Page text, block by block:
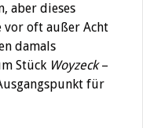
aber dieses
vor oft außer Acht
damals
Stück Woyzeck–
für